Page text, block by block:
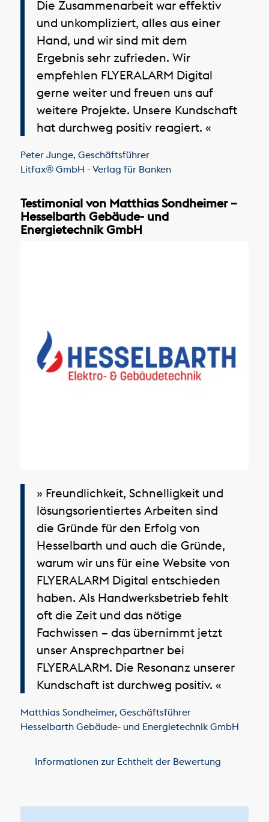
Die Zusammenarbeit war effektiv
und unkompliziert, alles aus einer
Hand, und wir sind mit dem
Ergebnis sehr zufrieden. Wir
empfehlen FLYERALARM Digital
gerne weiter und freuen uns auf
weitere Projekte. Unsere Kundschaft
hat durchweg positiv reagiert. «
Peter Junge, Geschäftsführer
Litfax® GmbH - Verlag für Banken
Testimonial von Matthias Sondheimer –
Hesselbarth Gebäude- und
Energietechnik GmbH
» Freundlichkeit, Schnelligkeit und
lösungsorientiertes Arbeiten sind
die Gründe für den Erfolg von
Hesselbarth und auch die Gründe,
warum wir uns für eine Website von
FLYERALARM Digital entschieden
haben. Als Handwerksbetrieb fehlt
oft die Zeit und das nötige
Fachwissen – das übernimmt jetzt
unser Ansprechpartner bei
FLYERALARM. Die Resonanz unserer
Kundschaft ist durchweg positiv. «
Matthias Sondheimer, Geschäftsführer
Hesselbarth Gebäude- und Energietechnik GmbH
Informationen zur Echtheit der Bewertung